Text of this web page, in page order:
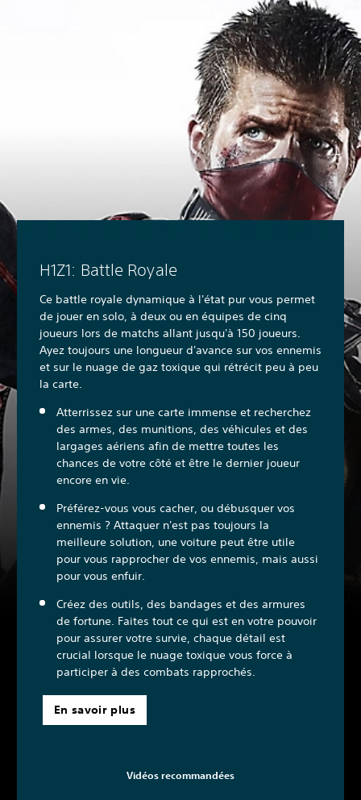
H1Z1: Battle Royale
Ce battle royale dynamique à l'état pur vous permet
de jouer en solo, à deux ou en équipes de cinq
joueurs lors de matchs allant jusqu'à 150 joueurs.
Ayez toujours une longueur d'avance sur vos ennemis
et sur le nuage de gaz toxique qui rétrécit peu à peu
la carte.
Atterrissez sur une carte immense et recherchez
des armes, des munitions, des véhicules et des
largages aériens afin de mettre toutes les
chances de votre côté et être le dernier joueur
encore en vie.
Préférez-vous vous cacher, ou débusquer vos
ennemis ? Attaquer n'est pas toujours la
meilleure solution, une voiture peut être utile
pour vous rapprocher de vos ennemis, mais aussi
pour vous enfuir.
Créez des outils, des bandages et des armures
de fortune. Faites tout ce qui est en votre pouvoir
pour assurer votre survie, chaque détail est
crucial lorsque le nuage toxique vous force à
participer à des combats rapprochés.
En savoir plus
Vidéos recommandées